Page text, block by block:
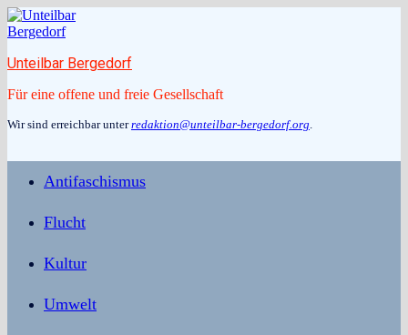
Zum
Inhalt
Unteilbar Bergedorf
Für eine offene und freie Gesellschaft
Wir sind erreichbar unterredaktion@unteilbar-bergedorf.org.
Antifaschismus
Flucht
Kultur
Umwelt